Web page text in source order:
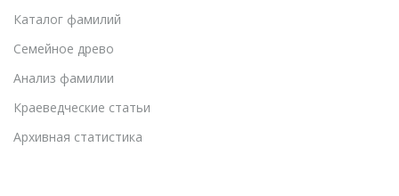
Каталог фамилий
Cемейное древо
Анализ фамилии
Краеведческие статьи
Архивная статистика